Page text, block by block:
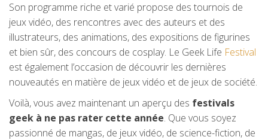
Son programme riche et varié propose des tournois de
jeux vidéo, des rencontres avec des auteurs et des
illustrateurs, des animations, des expositions de figurines
et bien sûr, des concours de cosplay. Le Geek Life Festival
est également l’occasion de découvrir les dernières
nouveautés en matière de jeux vidéo et de jeux de société.
Voilà, vous avez maintenant un aperçu des festivals
geek à ne pas rater cette année. Que vous soyez
passionné de mangas, de jeux vidéo, de science-fiction, de